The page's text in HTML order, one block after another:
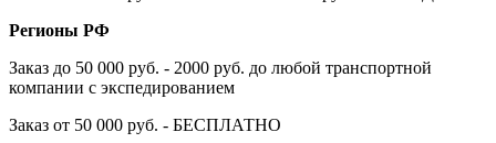
Регионы РФ
Заказ до 50 000 руб. - 2000 руб. до любой транспортной
компании с экспедированием
Заказ от 50 000 руб. - БЕСПЛАТНО